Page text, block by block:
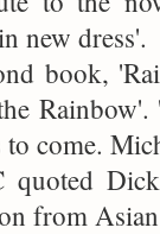
new dress'.
book,
to come.
quoted
from